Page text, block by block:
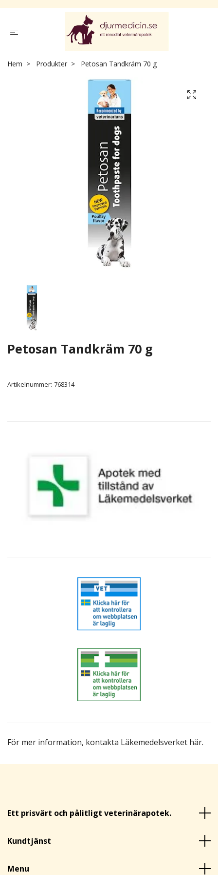
För mer information, kontakta Läkemedelsverket här.
Hem Produkter Petosan Tandkräm 70 g
Petosan Tandkräm 70 g
Artikelnummer: 768314
Ett prisvärt och pålitligt veterinärapotek.
Kundtjänst
Menu